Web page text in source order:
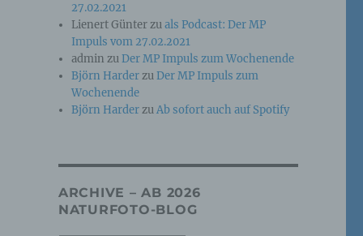
27.02.2021
Lienert Günterzuals Podcast: Der MP
Impuls vom 27.02.2021
admin zuDer MP Impuls zum Wochenende
Björn HarderzuDer MP Impuls zum
Wochenende
Björn HarderzuAb sofort auch auf Spotify
ARCHIVE – AB 2026
NATURFOTO-BLOG